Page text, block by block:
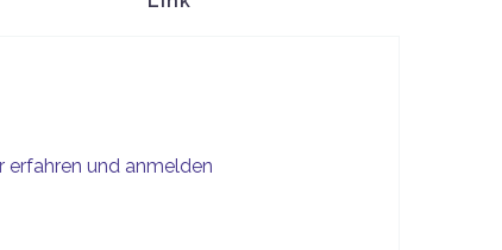
erfahren und anmelden